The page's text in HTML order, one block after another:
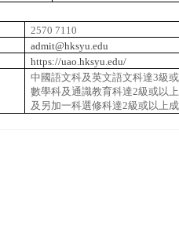
2570 7110
admit@hksyu.edu
https://uao.hksyu.edu/
中國語文科及英文語文科達3級
數學科及通識教育科達2級或以上
及另加一科選修科達2級或以上成